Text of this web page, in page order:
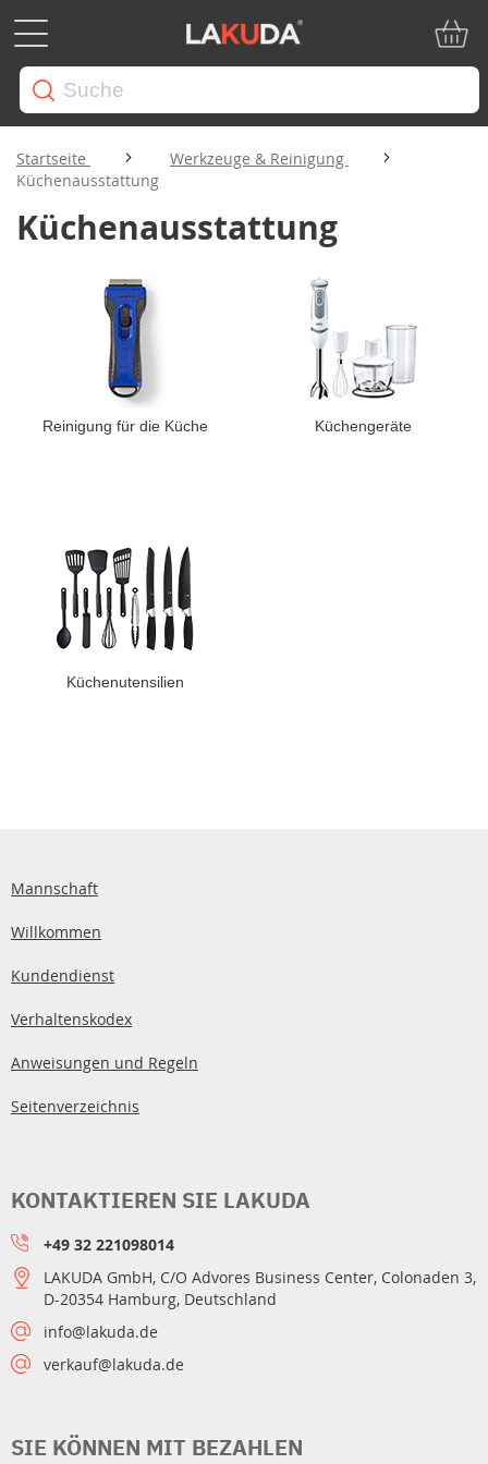
Startseite
Werkzeuge & Reinigung
Küchenausstattung
Küchenausstattung
Reinigung für die Küche Küchengeräte
Küchenutensilien
Mannschaft
Willkommen
Kundendienst
Verhaltenskodex
Anweisungen und Regeln
Seitenverzeichnis
SIE KÖNNEN MIT BEZAHLEN
KONTAKTIEREN SIE LAKUDA
+49 32 221098014
LAKUDA GmbH, C/O Advores Business Center, Colonaden 3,
D-20354 Hamburg, Deutschland
info@lakuda.de
verkauf@lakuda.de